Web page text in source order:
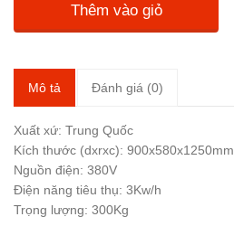
Thêm vào giỏ
Mô tả Đánh giá (0)
Xuất xứ: Trung Quốc
Kích thước (dxrxc): 900x580x1250mm
Nguồn điện: 380V
Điện năng tiêu thụ: 3Kw/h
Trọng lượng: 300Kg